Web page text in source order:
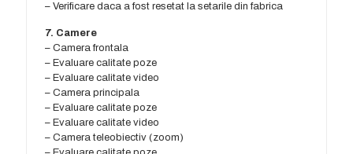
– Verificare daca a fost resetat la setarile din fabrica
7. Camere
– Camera frontala
– Evaluare calitate poze
– Evaluare calitate video
– Camera principala
– Evaluare calitate poze
– Evaluare calitate video
– Camera teleobiectiv (zoom)